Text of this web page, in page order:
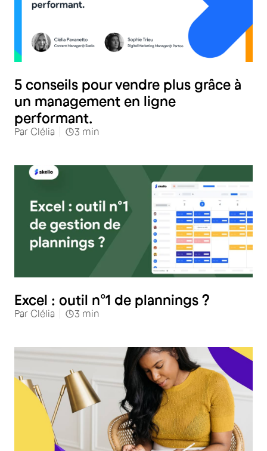
5 conseils pour vendre plus grâce à
un management en ligne
performant.
Par Clélia 3 min
Excel : outil n°1 de plannings ?
Par Clélia 3 min